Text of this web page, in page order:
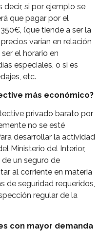
decir, si por ejemplo se
que pagar por el
(que tiende a ser la
varían en relación
el horario en
especiales, o si es
etc.
más económico?
privado barato por
no se esté
desarrollar la actividad
Ministerio del Interior,
un seguro de
al corriente en materia
de seguridad requeridos,
regular de la
con mayor demanda